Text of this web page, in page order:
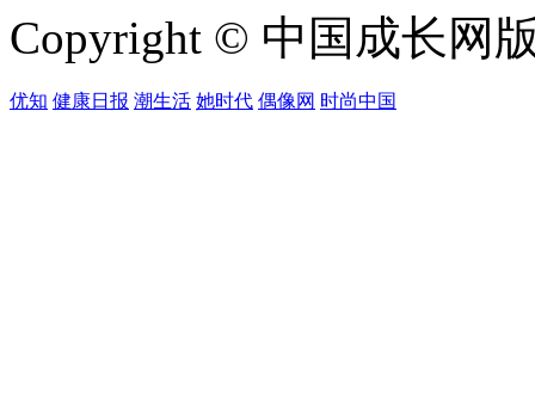
Copyright © 中国成长网
优知 健康日报 潮生活 她时代 偶像网 时尚中国